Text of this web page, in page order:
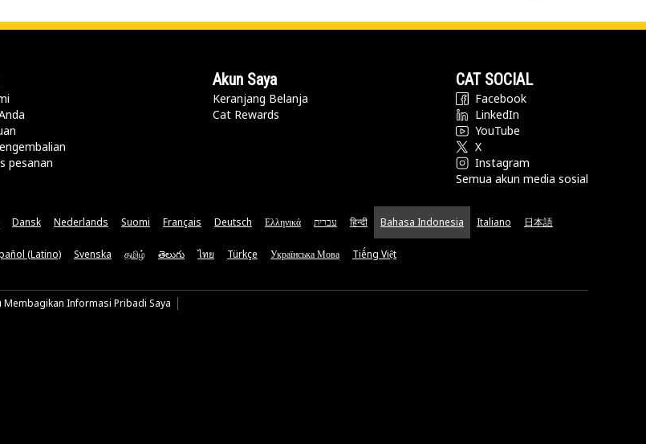
pesanan
Akun Saya
Keranjang Belanja
Cat Rewards
CAT SOCIAL
Facebook
LinkedIn
YouTube
X
Instagram
Semua akun media sosial
Dansk Nederlands Suomi Français Deutsch Ελληνικά עברית हिन्दी Bahasa Indonesia Italiano 日本語
(Latino) Svenska தமிழ் తెలుగు ไทย Türkçe Українська Мова Tiếng Việt
Membagikan Informasi Pribadi Saya